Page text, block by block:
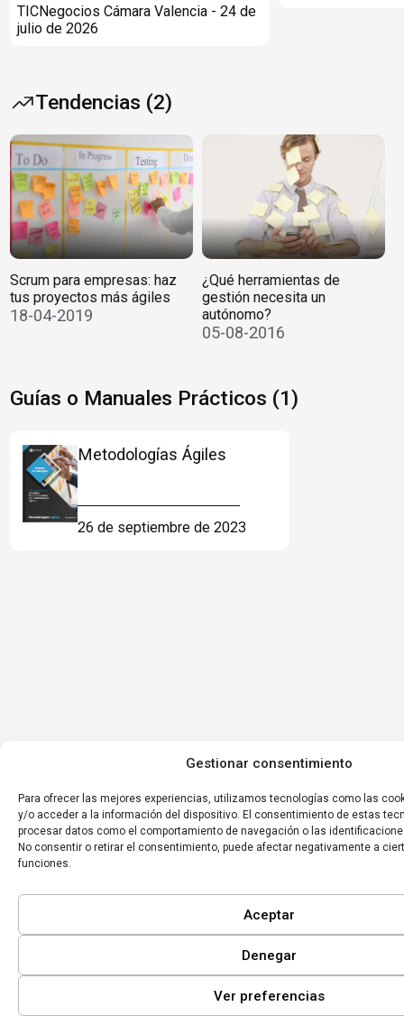
Gestionar consentimiento
Para ofrecer las mejores experiencias, utilizamos tecnologías como las
y/o acceder a la información del dispositivo. El consentimiento de estas
procesar datos como el comportamiento de navegación o las
No consentir o retirar el consentimiento, puede afectar negativamente a
funciones.
Aceptar
Denegar
Ver preferencias
TICNegocios Cámara Valencia - 24 de
julio de 2026
Tendencias (2)
Scrum para empresas: haz
tus proyectos más ágiles
18-04-2019
¿Qué herramientas de
gestión necesita un
autónomo?
05-08-2016
Guías o Manuales Prácticos (1)
Metodologías Ágiles
26 de septiembre de 2023